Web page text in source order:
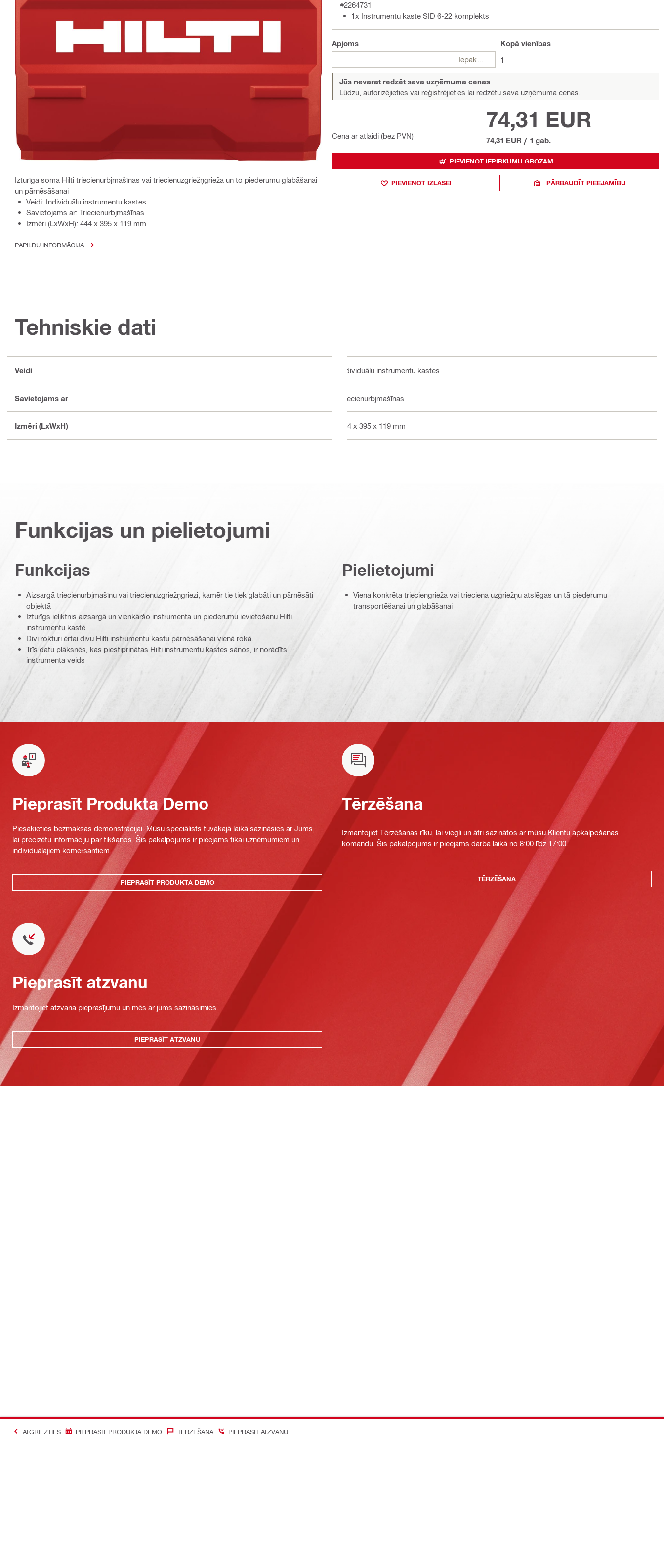
Izturīga soma Hilti triecienurbjmašīnas vai triecienuzgriežņgrieža un to piederumu glabāšanai
un pārnēsāšanai
Veidi: Individuālu instrumentu kastes
Savietojams ar: Triecienurbjmašīnas
Izmēri (LxWxH): 444 x 395 x 119 mm
PAPILDU INFORMĀCIJA
#2264731
1x Instrumentu kaste SID 6-22 komplekts
Apjoms
Iepakojumi
Kopā vienības
1
Jūs nevarat redzēt sava uzņēmuma cenas
Lūdzu, autorizējieties vai reģistrējieties lai redzētu sava uzņēmuma cenas.
Cena ar atlaidi (bez PVN)
74,31 EUR
74,31 EUR / 1 gab.
PIEVIENOT IEPIRKUMU GROZAM
PIEVIENOT IZLASEI PĀRBAUDĪT PIEEJAMĪBU
Tehniskie dati
Veidi Individuālu instrumentu kastes
Savietojams ar Triecienurbjmašīnas
Izmēri (LxWxH) 444 x 395 x 119 mm
Funkcijas un pielietojumi
Funkcijas
Aizsargā triecienurbjmašīnu vai triecienuzgriežņgriezi, kamēr tie tiek glabāti un pārnēsāti
objektā
Izturīgs ieliktnis aizsargā un vienkāršo instrumenta un piederumu ievietošanu Hilti
instrumentu kastē
Divi rokturi ērtai divu Hilti instrumentu kastu pārnēsāšanai vienā rokā.
Trīs datu plāksnēs, kas piestiprinātas Hilti instrumentu kastes sānos, ir norādīts
instrumenta veids
Pielietojumi
Viena konkrēta trieciengrieža vai trieciena uzgriežņu atslēgas un tā piederumu
transportēšanai un glabāšanai
Pieprasīt Produkta Demo
Piesakieties bezmaksas demonstrācijai. Mūsu speciālists tuvākajā laikā sazināsies ar Jums,
lai precizētu informāciju par tikšanos. Šis pakalpojums ir pieejams tikai uzņēmumiem un
individuālajiem komersantiem.
PIEPRASĪT PRODUKTA DEMO
Tērzēšana
Izmantojiet Tērzēšanas rīku, lai viegli un ātri sazinātos ar mūsu Klientu apkalpošanas
komandu. Šis pakalpojums ir pieejams darba laikā no 8:00 līdz 17:00.
TĒRZĒŠANA
Pieprasīt atzvanu
Izmantojiet atzvana pieprasījumu un mēs ar jums sazināsimies.
PIEPRASĪT ATZVANU
ATGRIEZTIES PIEPRASĪT PRODUKTA DEMO TĒRZĒŠANA PIEPRASĪT ATZVANU